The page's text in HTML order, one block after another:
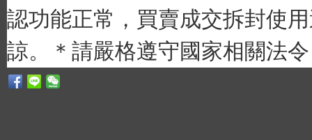
認功能正常，買賣成交拆封使
諒。＊請嚴格遵守國家相關法